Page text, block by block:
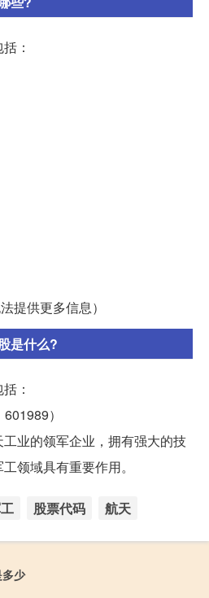
：
提供更多信息）
是什么?
：
）
业的领军企业，拥有强大的技
领域具有重要作用。
股票代码 航天
少